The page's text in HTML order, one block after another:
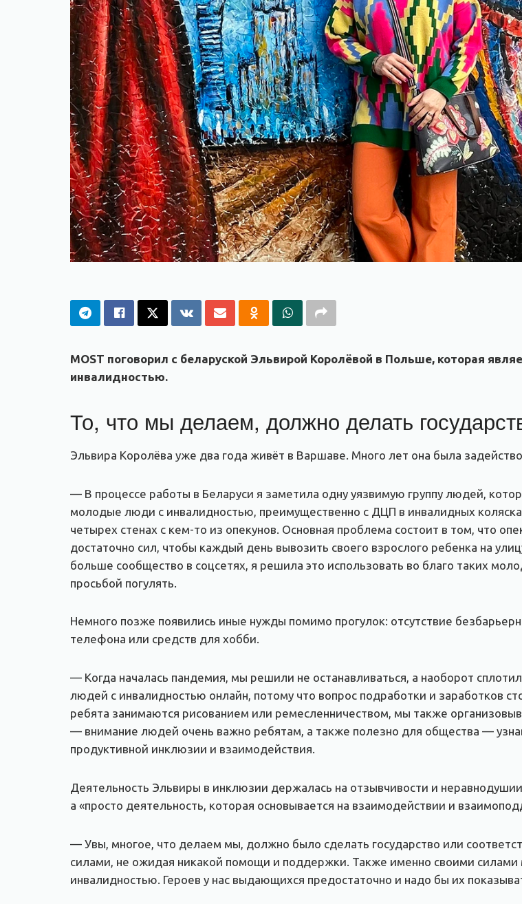
MOST поговорил с беларуской Эльвирой Королёвой в Польше, которая
инвалидностью.
То, что мы делаем, должно делать
Эльвира Королёва уже два года живёт в Варшаве. Много лет она была
— В процессе работы в Беларуси я заметила одну уязвимую группу людей,
молодые люди с инвалидностью, преимущественно с ДЦП в инвалидных
четырех стенах с кем-то из опекунов. Основная проблема состоит в том, что
достаточно сил, чтобы каждый день вывозить своего взрослого ребенка на
больше сообщество в соцсетях, я решила это использовать во благо таких
просьбой погулять.
Немного позже появились иные нужды помимо прогулок: отсутствие
телефона или средств для хобби.
— Когда началась пандемия, мы решили не останавливаться, а наоборот
людей с инвалидностью онлайн, потому что вопрос подработки и заработков
ребята занимаются рисованием или ремесленничеством, мы также
— внимание людей очень важно ребятам, а также полезно для общества —
продуктивной инклюзии и взаимодействия.
Деятельность Эльвиры в инклюзии держалась на отзывчивости и
а «просто деятельность, которая основывается на взаимодействии и
— Увы, многое, что делаем мы, должно было сделать государство или
силами, не ожидая никакой помощи и поддержки. Также именно своими
инвалидностью. Героев у нас выдающихся предостаточно и надо бы их